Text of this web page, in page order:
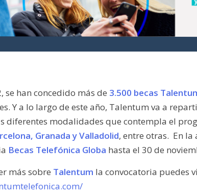
se han concedido más de 3.500 becas
Y a lo largo de este año, Talentum va a
diferentes modalidades que contempla el
Granada y Valladolid, entre otras. En
Becas Telefónica Globa hasta el 30 de
más sobre Talentum la convocatoria puedes